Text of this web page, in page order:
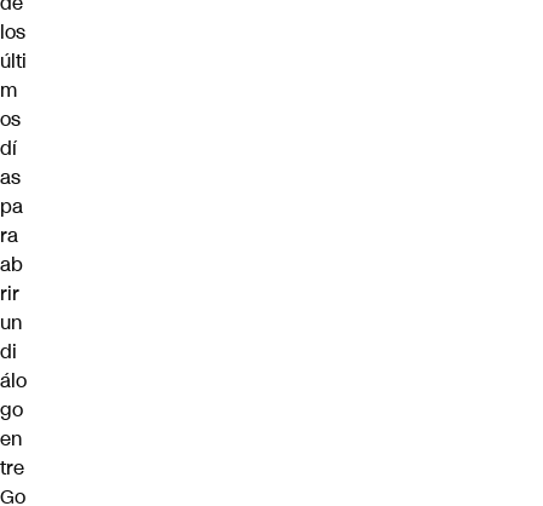
los
últi
m
os
dí
as
pa
ra
ab
rir
un
di
álo
go
en
tre
Go